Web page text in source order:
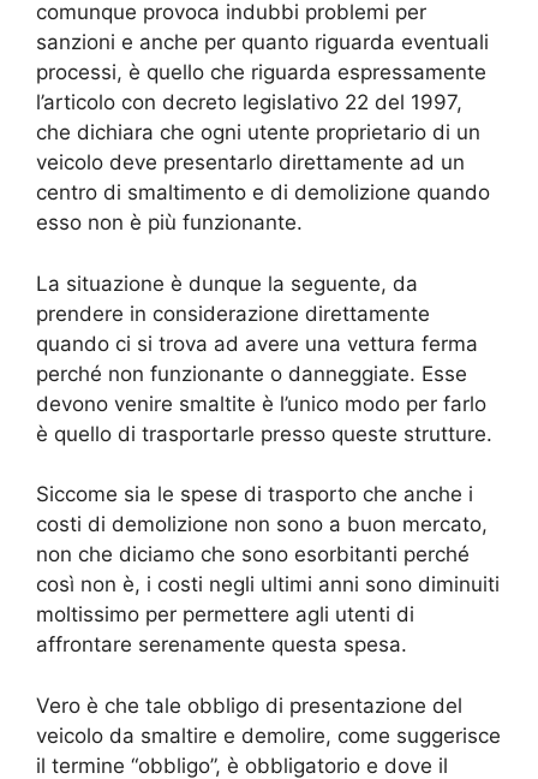
comunque provoca indubbi problemi per
sanzioni e anche per quanto riguarda eventuali
processi, è quello che riguarda espressamente
l’articolo con decreto legislativo 22 del 1997,
che dichiara che ogni utente proprietario di un
veicolo deve presentarlo direttamente ad un
centro di smaltimento e di demolizione quando
esso non è più funzionante.
La situazione è dunque la seguente, da
prendere in considerazione direttamente
quando ci si trova ad avere una vettura ferma
perché non funzionante o danneggiate. Esse
devono venire smaltite è l’unico modo per farlo
è quello di trasportarle presso queste strutture.
Siccome sia le spese di trasporto che anche i
costi di demolizione non sono a buon mercato,
non che diciamo che sono esorbitanti perché
così non è, i costi negli ultimi anni sono diminuiti
moltissimo per permettere agli utenti di
affrontare serenamente questa spesa.
Vero è che tale obbligo di presentazione del
veicolo da smaltire e demolire, come suggerisce
il termine “obbligo”, è obbligatorio e dove il